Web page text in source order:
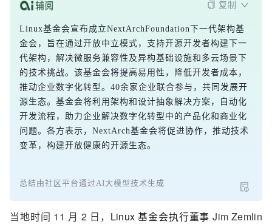
复制
Linux基金会宣布成立NextArchFoundation下一代架构基
金会，旨在通过开放中立模式，支持开源开发者构建下一
代架构，解决微服务兼容性及异构基础设施和多云场景下
的技术挑战。该基金会将提高易用性，降低开发者成本，
推动企业数字化转型。40余家企业联合参与，共同发展开
源生态。基金会将利用架构和设计抽象解决方案，自动化
开发流程，助力企业解决数字化转型中的产品化和商业化
问题。各方表示，NextArch基金会将促进协作，推动技术
变革，构建开放健康的开源生态。
总结由社区平台通过AI大模型技术生成
当地时间 11 月 2 日， Linux 基金会执行董事 Jim Zemlin